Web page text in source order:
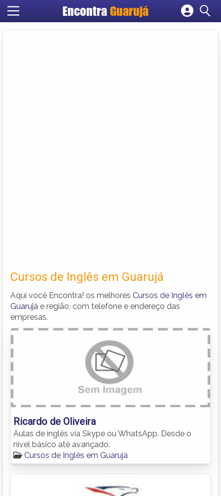
Encontra Guarujá
Cadastrar empresa
Cursos de Inglês em Guarujá
Aqui você Encontra! os melhores Cursos de Inglês em
Guarujá e região, com telefone e endereço das
empresas.
Ricardo de Oliveira
Aulas de inglês via Skype ou WhatsApp. Desde o
nível básico até avançado.
Cursos de Inglês em Guarujá